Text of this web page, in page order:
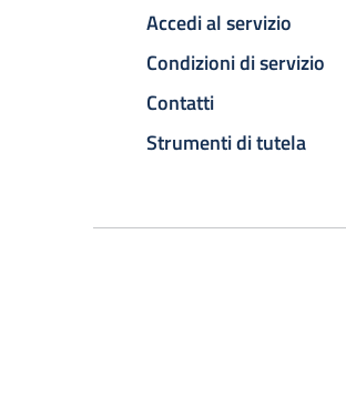
Accedi al servizio
Condizioni di servizio
Contatti
Strumenti di tutela